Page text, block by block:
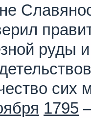
руды
сих
1795